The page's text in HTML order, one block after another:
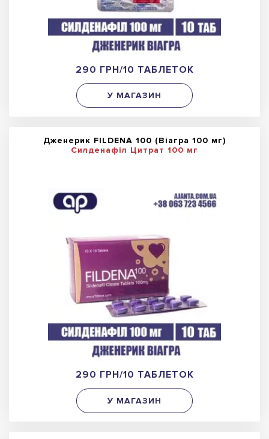
290 ГРН/10 ТАБЛЕТОК
У МАГАЗИН
Дженерик FILDENA 100 (Віагра 100 мг)
Силденафіл Цитрат 100 мг
290 ГРН/10 ТАБЛЕТОК
У МАГАЗИН